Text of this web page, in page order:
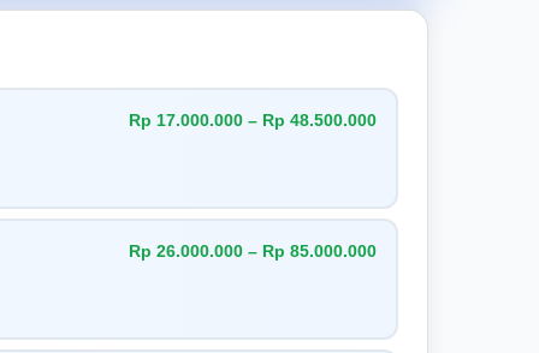
Rp 17.000.000 – Rp 48.500.000
Rp 26.000.000 – Rp 85.000.000